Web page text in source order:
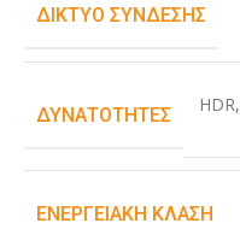
ΔΊΚΤΥΟ ΣΎΝΔΕΣΗΣ
ΔΥΝΑΤΌΤΗΤΕΣ HDR,
ΕΝΕΡΓΕΙΑΚΉ ΚΛΆΣΗ